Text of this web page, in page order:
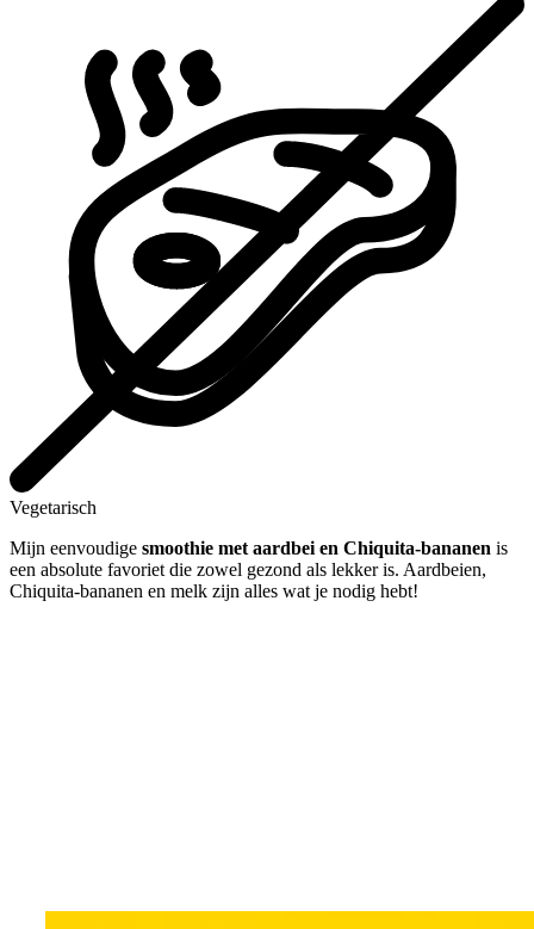
Vegetarisch
Mijn eenvoudige smoothie met aardbei en Chiquita-bananen is
een absolute favoriet die zowel gezond als lekker is. Aardbeien,
Chiquita-bananen en melk zijn alles wat je nodig hebt!